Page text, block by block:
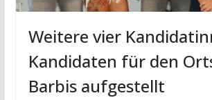
Weitere vier
Kandidaten für den
Barbis aufgestellt